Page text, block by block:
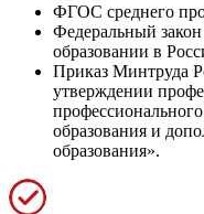
ФГОС среднего
Федеральный
образовании в
Приказ Минтруда
утверждении
образования и
образования».